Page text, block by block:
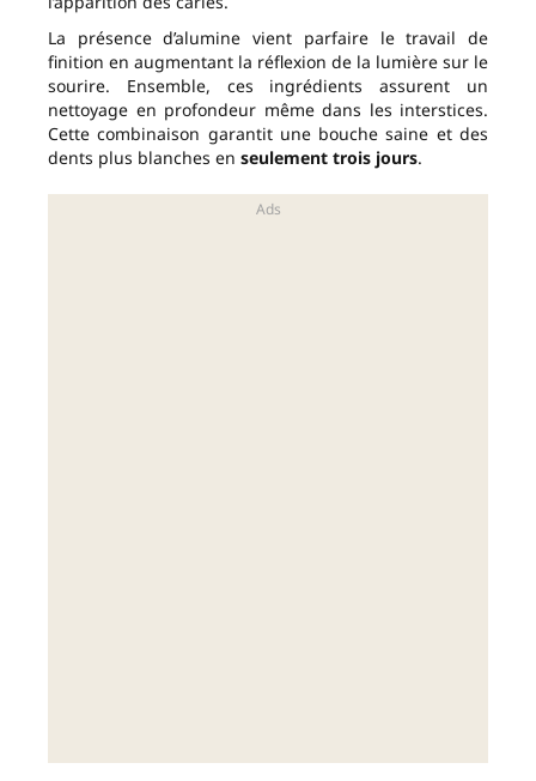
La présence d’alumine vient parfaire le travail de
finition en augmentant la réflexion de la lumière sur le
sourire. Ensemble, ces ingrédients assurent un
nettoyage en profondeur même dans les interstices.
Cette combinaison garantit une bouche saine et des
dents plus blanches en seulement trois jours.